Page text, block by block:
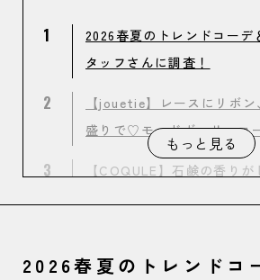
1
2026春夏のトレンドコーデ
タッフさんに調査！
2
【jouetie】レースにリボン
盛りで♡モードガーリーコ
3
【COQULE】石鹸の香り
ルでヘルシーな色気を纏う
もっと見る
2026春夏のトレンドコ